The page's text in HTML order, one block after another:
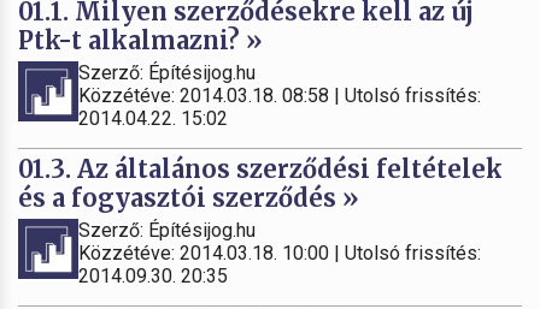
01.1. Milyen szerződésekre kell az új
Ptk-t alkalmazni? »
Szerző: Építésijog.hu
Közzétéve: 2014.03.18. 08:58 | Utolsó frissítés:
2014.04.22. 15:02
01.3. Az általános szerződési feltételek
és a fogyasztói szerződés »
Szerző: Építésijog.hu
Közzétéve: 2014.03.18. 10:00 | Utolsó frissítés:
2014.09.30. 20:35